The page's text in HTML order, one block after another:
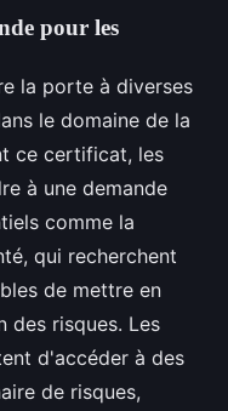
pour les
la porte à diverses
le domaine de la
ce certificat, les
à une demande
comme la
qui recherchent
de mettre en
risques. Les
d'accéder à des
de risques,